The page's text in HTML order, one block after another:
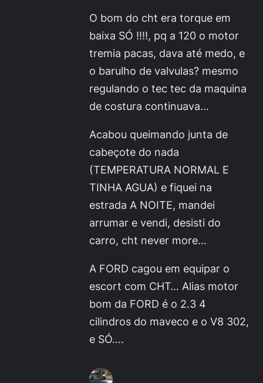
O bom do cht era torque em
baixa SÓ !!!!, pq a 120 o motor
tremia pacas, dava até medo, e
o barulho de valvulas? mesmo
regulando o tec tec da maquina
de costura continuava…
Acabou queimando junta de
cabeçote do nada
(TEMPERATURA NORMAL E
TINHA AGUA) e fiquei na
estrada A NOITE, mandei
arrumar e vendi, desisti do
carro, cht never more…
A FORD cagou em equipar o
escort com CHT… Alias motor
bom da FORD é o 2.3 4
cilindros do maveco e o V8 302,
e SÓ….